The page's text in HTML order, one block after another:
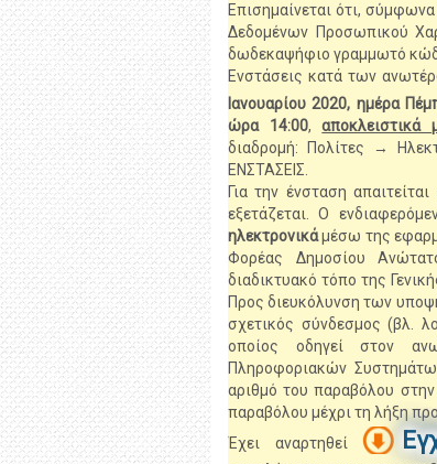
Επισημαίνεται ότι,
Δεδομένων Προσωπικού
δωδεκαψήφιο γραμμωτό
Ενστάσεις κατά των
Ιανουαρίου 2020, ημέρα
ώρα 14:00,
διαδρομή: Πολίτες →
ΕΝΣΤΑΣΕΙΣ.
Για την ένσταση
εξετάζεται. Ο
ηλεκτρονικάμέσω της
Φορέας Δημοσίου
διαδικτυακό τόπο της
Προς διευκόλυνση των
σχετικός σύνδεσμος (βλ.
οποίος οδηγεί στον
Πληροφοριακών
αριθμό του παραβόλου στην
παραβόλου μέχρι τη λήξη
Έχει αναρτηθεί